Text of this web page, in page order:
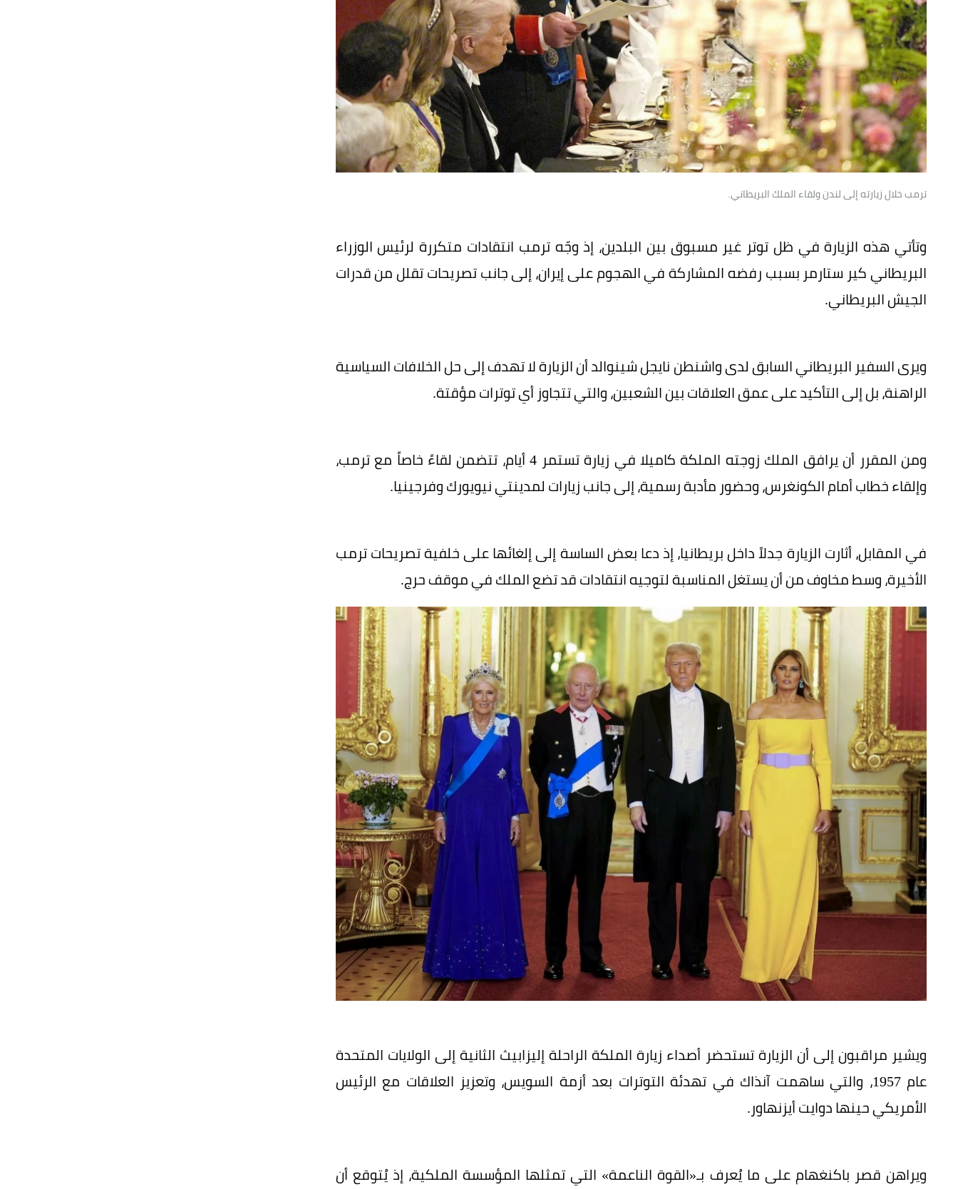
ترمب خلال زيارته إلى لندن ولقاء الملك البريطاني.
وتأتي هذه الزيارة في ظل توتر غير مسبوق بين البلدين، إذ وجّه ترمب انتقادات متكررة لرئيس الوزراء
البريطاني كير ستارمر بسبب رفضه المشاركة في الهجوم على إيران، إلى جانب تصريحات تقلل من قدرات
الجيش البريطاني.
ويرى السفير البريطاني السابق لدى واشنطن نايجل شينوالد أن الزيارة لا تهدف إلى حل الخلافات السياسية
الراهنة، بل إلى التأكيد على عمق العلاقات بين الشعبين، والتي تتجاوز أي توترات مؤقتة.
ومن المقرر أن يرافق الملك زوجته الملكة كاميلا في زيارة تستمر 4 أيام، تتضمن لقاءً خاصاً مع ترمب،
وإلقاء خطاب أمام الكونغرس، وحضور مأدبة رسمية، إلى جانب زيارات لمدينتي نيويورك وفرجينيا.
في المقابل، أثارت الزيارة جدلاً داخل بريطانيا، إذ دعا بعض الساسة إلى إلغائها على خلفية تصريحات ترمب
الأخيرة، وسط مخاوف من أن يستغل المناسبة لتوجيه انتقادات قد تضع الملك في موقف حرج.
ويشير مراقبون إلى أن الزيارة تستحضر أصداء زيارة الملكة الراحلة إليزابيث الثانية إلى الولايات المتحدة
عام 1957، والتي ساهمت آنذاك في تهدئة التوترات بعد أزمة السويس، وتعزيز العلاقات مع الرئيس
الأمريكي حينها دوايت أيزنهاور.
ويراهن قصر باكنغهام على ما يُعرف بـ«القوة الناعمة» التي تمثلها المؤسسة الملكية، إذ يُتوقع أن